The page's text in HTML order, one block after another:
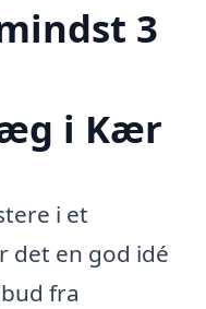
3
i Kær
i et
det en god idé
fra